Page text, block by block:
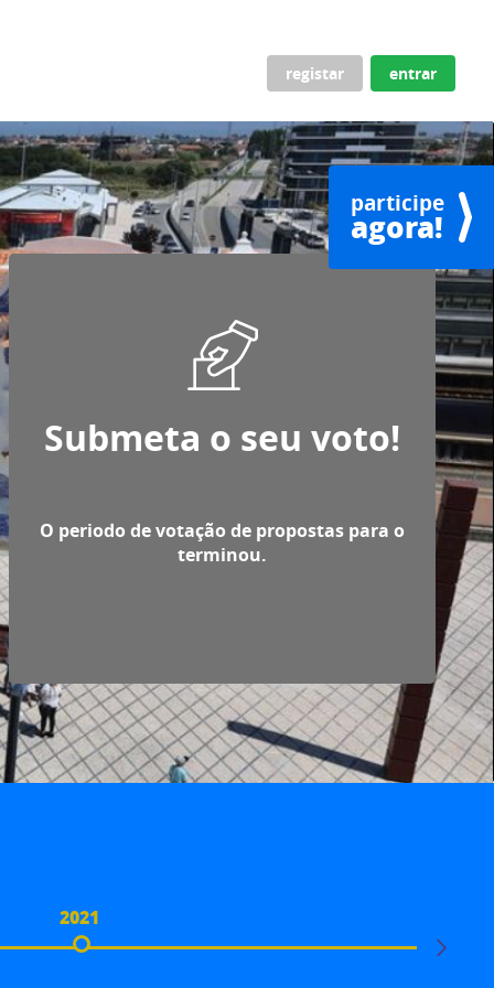
participe
agora!
registar entrar
Submeta o seu voto!
O periodo de votação de propostas para o
terminou.
2021